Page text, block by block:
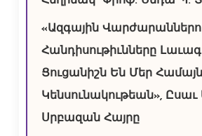
«Ազգային
Հանդիսութիւնները
Ցուցանիշն Են Մեր
Կենսունակութեան», Ըսաւ
Սրբազան Հայրը